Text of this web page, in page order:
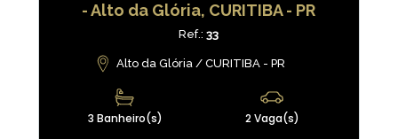
- Alto da Glória, CURITIBA - PR
Ref.:33
Alto da Glória / CURITIBA - PR
3 Banheiro(s) 2 Vaga(s)